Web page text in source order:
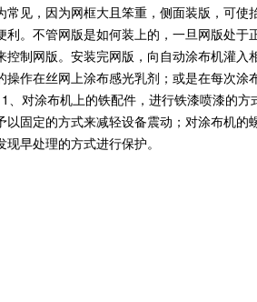
见，因为网框大且笨重，侧面装版，可
。不管网版是如何装上的，一旦网版处
制网版。安装完网版，向自动涂布机灌
作在丝网上涂布感光乳剂；或是在每次
对涂布机上的铁配件，进行铁漆喷漆的
固定的方式来减轻设备震动；对涂布机
早处理的方式进行保护。